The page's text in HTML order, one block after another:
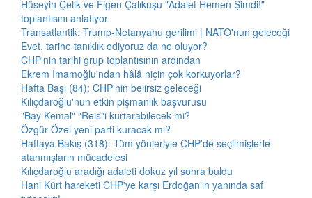
Hüseyin Çelik ve Figen Çalıkuşu "Adalet Hemen Şimdi!"
toplantısını anlatıyor
Transatlantik: Trump-Netanyahu gerilimi | NATO'nun geleceği
Evet, tarihe tanıklık ediyoruz da ne oluyor?
CHP'nin tarihi grup toplantısının ardından
Ekrem İmamoğlu'ndan hâlâ niçin çok korkuyorlar?
Hafta Başı (84): CHP'nin belirsiz geleceği
Kılıçdaroğlu'nun etkin pişmanlık başvurusu
"Bay Kemal" "Reis"i kurtarabilecek mi?
Özgür Özel yeni parti kuracak mı?
Haftaya Bakış (318): Tüm yönleriyle CHP'de seçilmişlerle
atanmışların mücadelesi
Kılıçdaroğlu aradığı adaleti dokuz yıl sonra buldu
Hani Kürt hareketi CHP'ye karşı Erdoğan'ın yanında saf